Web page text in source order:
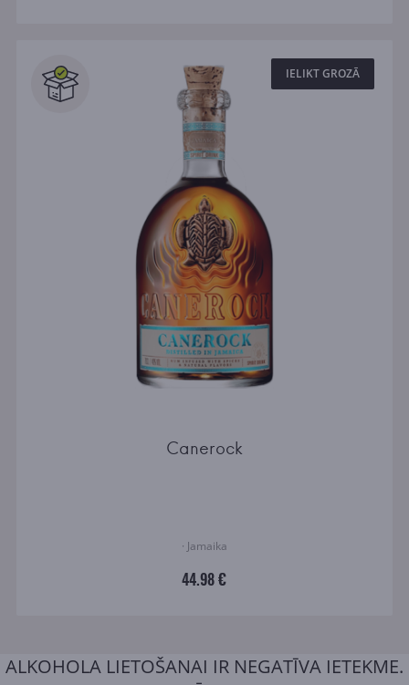
IELIKT GROZĀ
Canerock
· Jamaika
44.98 €
ALKOHOLA LIETOŠANAI IR NEGATĪVA IETEKME.